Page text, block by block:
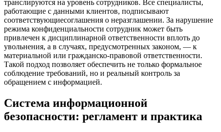
транслируются на уровень сотрудников. Все специалисты,
работающие с данными клиентов, подписывают
соответствующиесоглашения о неразглашении. За нарушение
режима конфиденциальности сотрудник может быть
привлечен к дисциплинарной ответственности вплоть до
увольнения, а в случаях, предусмотренных законом, — к
материальной или гражданско-правовой ответственности.
Такой подход позволяет обеспечить не только формальное
соблюдение требований, но и реальный контроль за
обращением с информацией.
Система информационной
безопасности: регламент и практика